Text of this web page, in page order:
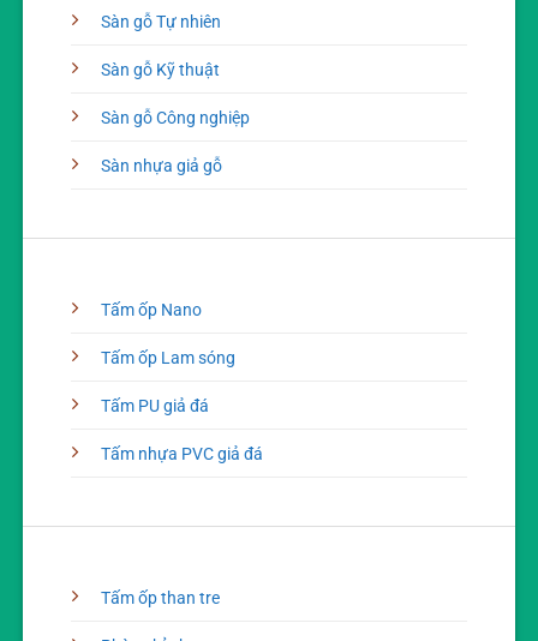
Sàn gỗ Tự nhiên
Sàn gỗ Kỹ thuật
Sàn gỗ Công nghiệp
Sàn nhựa giả gỗ
Tấm ốp Nano
Tấm ốp Lam sóng
Tấm PU giả đá
Tấm nhựa PVC giả đá
Tấm ốp than tre